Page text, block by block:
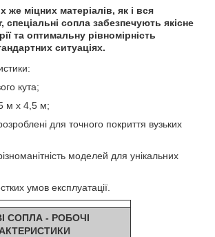
же міцних матеріалів, як і вся
спеціальні сопла забезпечують якісне
та оптимальну рівномірність
ситуаціях.
кута;
м x 4,5 м;
для точного покриття вузьких
моделей для унікальних
умов експлуатації.
СОПЛА - РОБОЧІ